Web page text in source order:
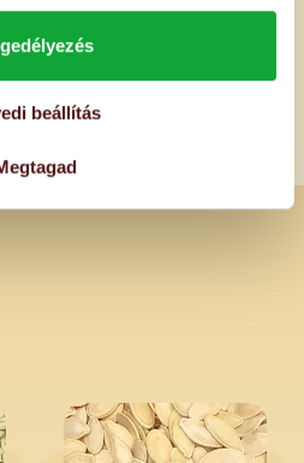
beállítás